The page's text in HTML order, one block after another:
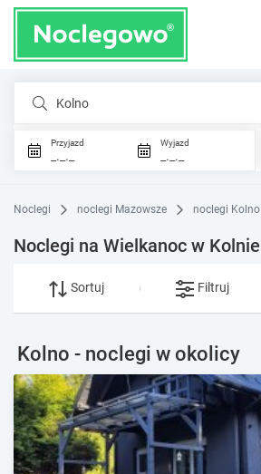
Kolno
Przyjazd
_._._
Wyjazd
_._._
Noclegi noclegi Mazowsze noclegi Kolno
Noclegi na Wielkanoc w Kolnie
Sortuj Filtruj
Kolno - noclegi w okolicy